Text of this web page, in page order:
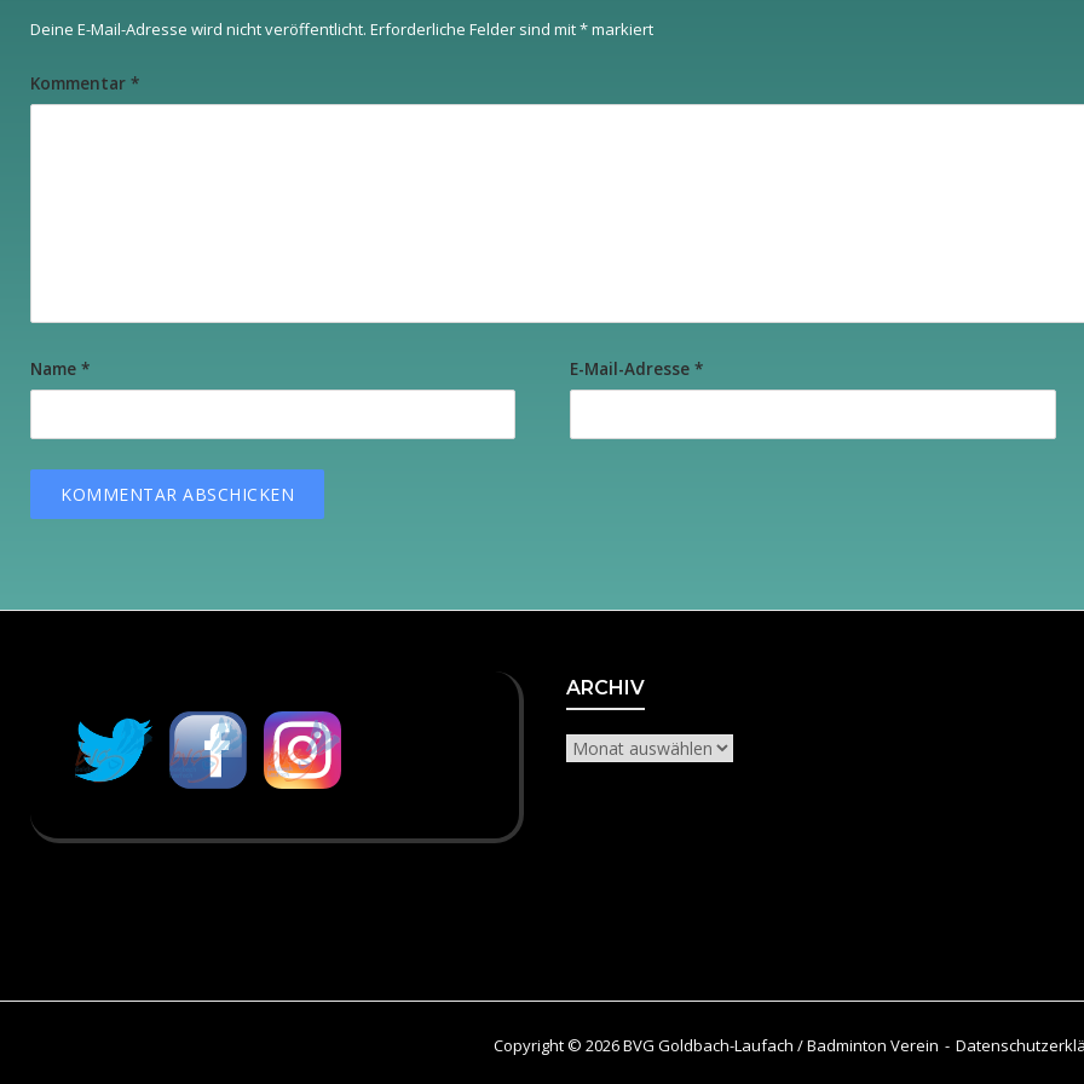
Deine E-Mail-Adresse wird nicht veröffentlicht. Erforderliche Felder sind mit*markiert
Kommentar *
Name * E-Mail-Adresse*
ARCHIVArchiv
Copyright © 2026 BVG Goldbach-Laufach / Badminton Verein